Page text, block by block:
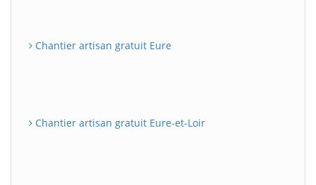
Chantier artisan gratuit Eure
Chantier artisan gratuit Eure-et-Loir